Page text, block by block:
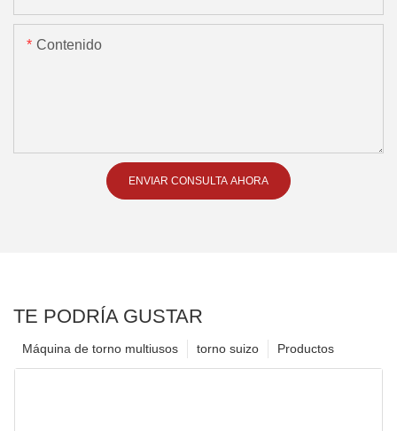
Contenido
ENVIAR CONSULTA AHORA
TE PODRÍA GUSTAR
Productos
torno suizo
Máquina de torno multiusos